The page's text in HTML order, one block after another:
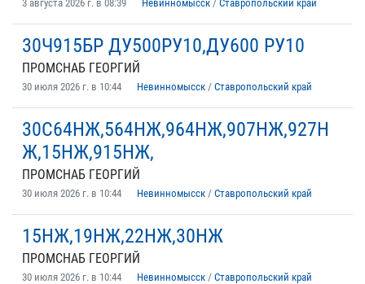
3 августа 2026 г. в 08:39 Невинномысск / Ставропольский край
30Ч915БР ДУ500РУ10,ДУ600 РУ10
ПРОМСНАБ ГЕОРГИЙ
30 июля 2026 г. в 10:44 Невинномысск / Ставропольский край
30С64НЖ,564НЖ,964НЖ,907НЖ,927Н
Ж,15НЖ,915НЖ,
ПРОМСНАБ ГЕОРГИЙ
30 июля 2026 г. в 10:44 Невинномысск / Ставропольский край
15НЖ,19НЖ,22НЖ,30НЖ
ПРОМСНАБ ГЕОРГИЙ
30 июля 2026 г. в 10:44 Невинномысск / Ставропольский край